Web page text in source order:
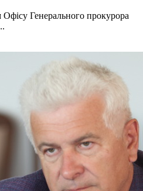
Офісу Генерального прокурора